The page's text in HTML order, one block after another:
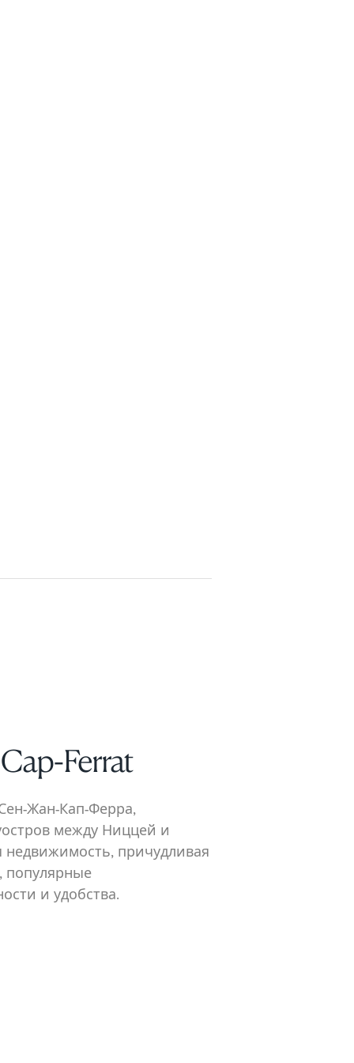
Ferrat
Жан-Кап-Ферра,
между Ниццей и
причудливая
популярные
и удобства.